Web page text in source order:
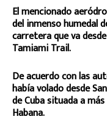
El mencionado
del inmenso humedal
carretera que va
Tamiami Trail.
De acuerdo con las
había volado desde
de Cuba situada a
Habana.